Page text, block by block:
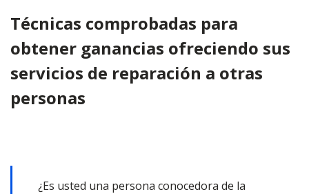
Técnicas comprobadas para
obtener ganancias ofreciendo sus
servicios de reparación a otras
personas
¿Es usted una persona conocedora de la